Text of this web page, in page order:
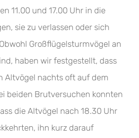
11.00 und 17.00 Uhr in die
sie zu verlassen oder sich
Großflügelsturmvögel an
haben wir festgestellt, dass
Altvögel nachts oft auf dem
beiden Brutversuchen konnten
die Altvögel nach 18.30 Uhr
ihn kurz darauf